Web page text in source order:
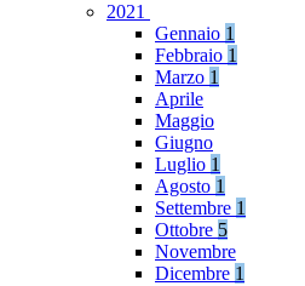
2021
Gennaio 1
Febbraio 1
Marzo 1
Aprile
Maggio
Giugno
Luglio 1
Agosto 1
Settembre 1
Ottobre 5
Novembre
Dicembre 1